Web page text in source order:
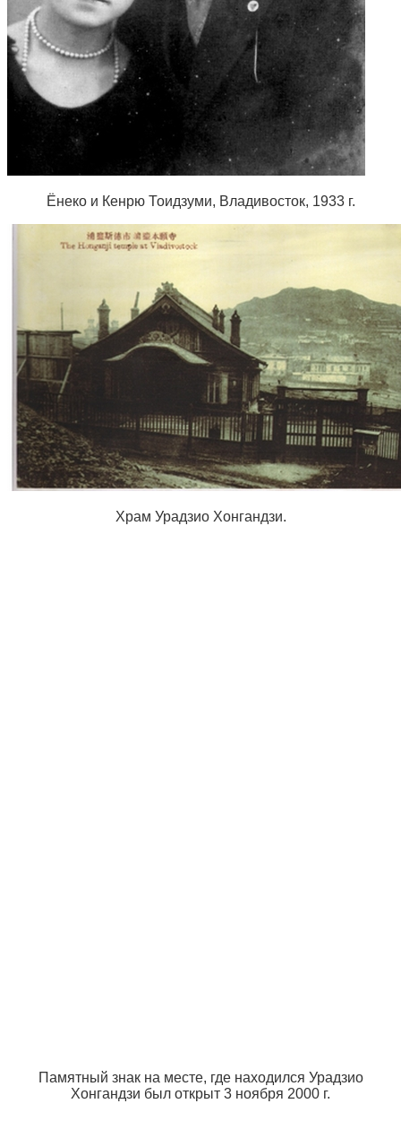
Ёнеко и Кенрю Тоидзуми, Владивосток, 1933 г.
Храм Урадзио Хонгандзи.
Памятный знак на месте, где находился Урадзио
Хонгандзи был открыт 3 ноября 2000 г.